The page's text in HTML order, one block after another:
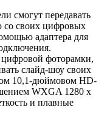
смогут передавать
со своих цифровых
адаптера для
фоторамки,
слайд-шоу своих
10,1-дюймовом HD-
WXGA 1280 x
и плавные